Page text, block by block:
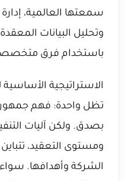
سمعتها العالمية،
وتحليل البيانات
باستخدام فرق
الاستراتيجية
تظل واحدة: فهم
بصدق. ولكن آليات
ومستوى التعقيد،
الشركة وأهدافها.